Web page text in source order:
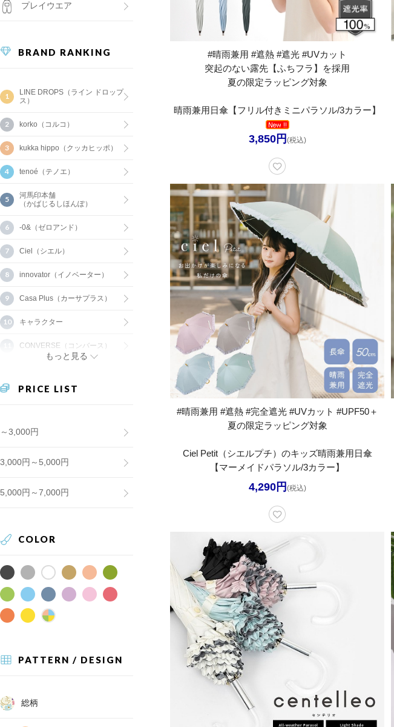
プレイウエア
BRAND RANKING
LINE DROPS（ライン ドロップ
ス）
korko（コルコ）
kukka hippo（クッカヒッポ）
tenoé（テノエ）
河馬印本舗
（かばじるしほんぽ）
-0&（ゼロアンド）
Ciel（シエル）
innovator（イノベーター）
Casa Plus（カーサプラス）
キャラクター
CONVERSE（コンバース）
もっと見る
PRICE LIST
～3,000円
3,000円～5,000円
5,000円～7,000円
COLOR
PATTERN / DESIGN
総柄
#晴雨兼用 #遮熱 #遮光 #UVカット
突起のない露先【ふちフラ】を採用
夏の限定ラッピング対象
晴雨兼用日傘【フリル付きミニパラソル/3カラー】
3,850円 (税込)
#晴雨兼用 #遮熱 #完全遮光 #UVカット #UPF50＋
夏の限定ラッピング対象
Ciel Petit（シエルプチ）のキッズ晴雨兼用日傘
【マーメイドパラソル/3カラー】
4,290円 (税込)